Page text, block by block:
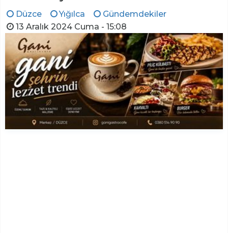
Düzce Yığılca
Gündemdekiler
13 Aralık 2024 Cuma - 15:08